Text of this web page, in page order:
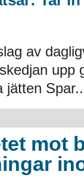
av
upp
jätten
mot